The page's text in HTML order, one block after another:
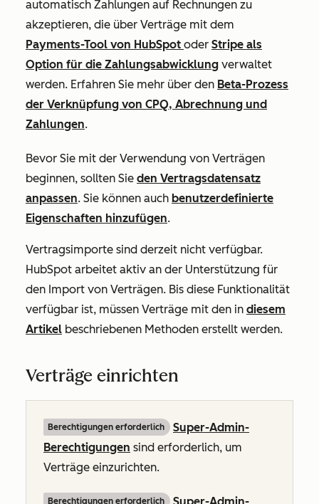
automatisch Zahlungen auf Rechnungen zu
akzeptieren, die über Verträge mit dem
Payments-Tool von HubSpot oder Stripe als
Option für die Zahlungsabwicklung verwaltet
werden. Erfahren Sie mehr über den Beta-Prozess
der Verknüpfung von CPQ, Abrechnung und
Zahlungen.
Bevor Sie mit der Verwendung von Verträgen
beginnen, sollten Sie den Vertragsdatensatz
anpassen. Sie können auch benutzerdefinierte
Eigenschaften hinzufügen.
Vertragsimporte sind derzeit nicht verfügbar.
HubSpot arbeitet aktiv an der Unterstützung für
den Import von Verträgen. Bis diese Funktionalität
verfügbar ist, müssen Verträge mit den in diesem
Artikel beschriebenen Methoden erstellt werden.
Verträge einrichten
Berechtigungen erforderlich
Super-Admin-
Berechtigungen sind erforderlich, um
Verträge einzurichten.
Berechtigungen erforderlich